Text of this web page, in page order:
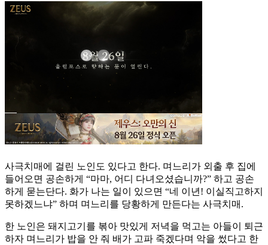
사극치매에 걸린 노인도 있다고 한다. 며느리가 외출 후 집에
들어오면 공손하게 “마마, 어디 다녀오셨습니까?” 하고 공손
하게 묻는단다. 화가 나는 일이 있으면 “네 이년! 이실직고하지
못하겠느냐” 하며 며느리를 당황하게 만든다는 사극치매.
한 노인은 돼지고기를 볶아 맛있게 저녁을 먹고는 아들이 퇴근
하자 며느리가 밥을 안 줘 배가 고파 죽겠다며 악을 썼다고 한